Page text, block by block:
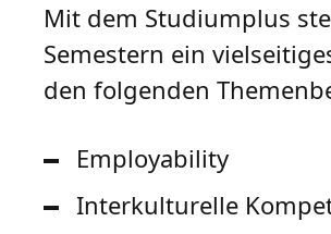
Mit dem Studiumplus
Semestern ein
den folgenden
Employability
Interkulturelle